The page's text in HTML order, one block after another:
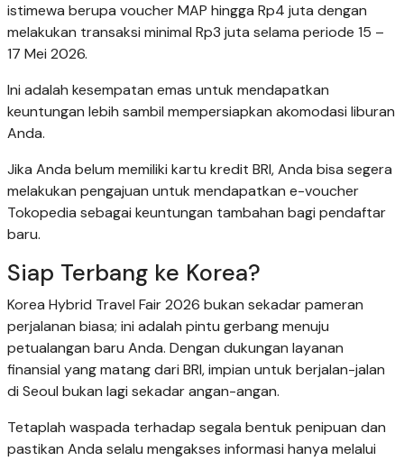
istimewa berupa voucher MAP hingga Rp4 juta dengan
melakukan transaksi minimal Rp3 juta selama periode 15 –
17 Mei 2026.
Ini adalah kesempatan emas untuk mendapatkan
keuntungan lebih sambil mempersiapkan akomodasi liburan
Anda.
Jika Anda belum memiliki kartu kredit BRI, Anda bisa segera
melakukan pengajuan untuk mendapatkan e-voucher
Tokopedia sebagai keuntungan tambahan bagi pendaftar
baru.
Siap Terbang ke Korea?
Korea Hybrid Travel Fair 2026 bukan sekadar pameran
perjalanan biasa; ini adalah pintu gerbang menuju
petualangan baru Anda. Dengan dukungan layanan
finansial yang matang dari BRI, impian untuk berjalan-jalan
di Seoul bukan lagi sekadar angan-angan.
Tetaplah waspada terhadap segala bentuk penipuan dan
pastikan Anda selalu mengakses informasi hanya melalui